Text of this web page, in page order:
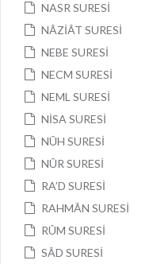
NASR SURESİ
NÂZİÂT SURESİ
NEBE SURESİ
NECM SURESİ
NEML SURESİ
NİSA SURESİ
NÛH SURESİ
NÛR SURESİ
RA’D SURESİ
RAHMÂN SURESİ
RÛM SURESİ
SÂD SURESİ